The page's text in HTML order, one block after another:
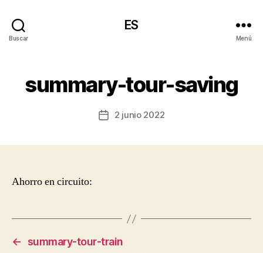
Buscar
ES
Menú
summary-tour-saving
Fecha2 junio 2022
Ahorro en circuito:
←
summary-tour-train